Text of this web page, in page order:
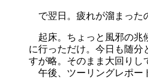
で翌日。疲れが溜まった
起床。ちょっと風邪の兆
に行っただけ。今日も随分
すが略。そのまま大回りし
午後、ツーリングレポー